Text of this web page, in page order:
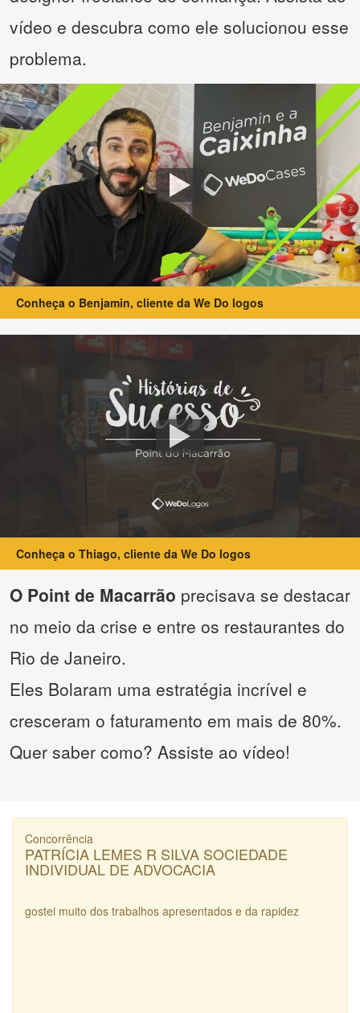
vídeo e descubra como ele solucionou esse
problema.
Conheça o Benjamin, cliente da We Do logos
Conheça o Thiago, cliente da We Do logos
O Point de Macarrão precisava se destacar
no meio da crise e entre os restaurantes do
Rio de Janeiro.
Eles Bolaram uma estratégia incrível e
cresceram o faturamento em mais de 80%.
Quer saber como? Assiste ao vídeo!
Concorrência
PATRÍCIA LEMES R SILVA SOCIEDADE
INDIVIDUAL DE ADVOCACIA
gostei muito dos trabalhos apresentados e da rapidez